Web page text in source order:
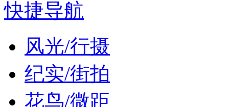
快捷导航
风光/行摄
纪实/街拍
花鸟/微距